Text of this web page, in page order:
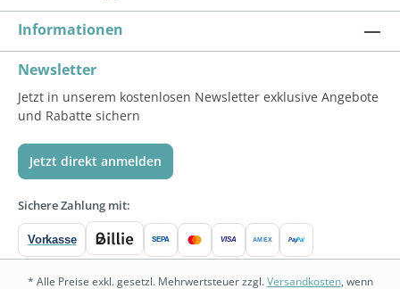
Informationen
Newsletter
Jetzt in unserem kostenlosen Newsletter exklusive Angebote
und Rabatte sichern
Jetzt direkt anmelden
Sichere Zahlung mit:
Vorkasse SEPA VISA AMEX PayPal
* Alle Preise exkl. gesetzl. Mehrwertsteuer zzgl.Versandkosten, wenn